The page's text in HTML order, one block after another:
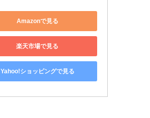
Amazonで見る
楽天市場で見る
Yahoo!ショッピングで見る